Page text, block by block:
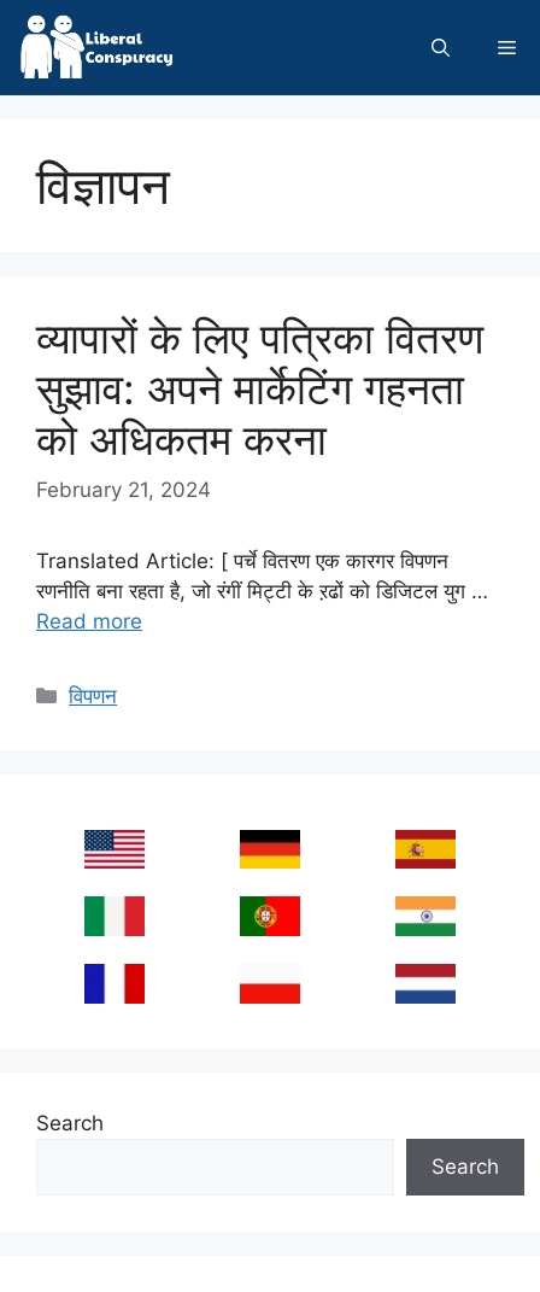
Skip
content
विज्ञापन
व्यापारों के लिए पत्रिका वितरण
सुझाव: अपने मार्केटिंग गहनता
को अधिकतम करना
February 21, 2024
Translated Article: [ पर्चे वितरण एक कारगर विपणन
रणनीति बना रहता है, जो रंगीं मिट्टी के ऱढों को डिजिटल युग …
Read more
Categories
विपणन
Search
Search